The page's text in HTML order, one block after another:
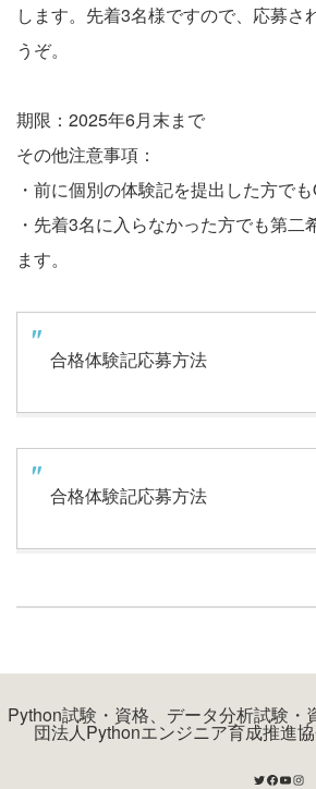
します。先着3名様ですので、応募さ
うぞ。
期限：2025年6月末まで
その他注意事項：
・前に個別の体験記を提出した方でも
・先着3名に入らなかった方でも第二
ます。
合格体験記応募方法
合格体験記応募方法
Python試験・資格、データ分析試験・
団法人Pythonエンジニア育成推進
Twitter
Facebook